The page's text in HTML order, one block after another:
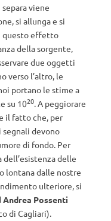
viene
si allunga e si
questo effetto
della sorgente,
due oggetti
verso l’altro, le
portano le stime a
su 1020. A peggiorare
il fatto che, per
devono
di fondo. Per
delle
lontana dalle nostre
ulteriore, si
Andrea Possenti
di Cagliari).